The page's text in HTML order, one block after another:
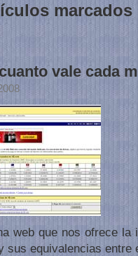
marcados
vale cada
web que nos ofrece la
sus equivalencias entre